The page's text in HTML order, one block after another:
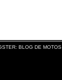
BLOG DE MOTOS